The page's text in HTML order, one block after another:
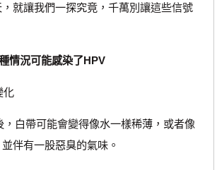
就讓我們一探究竟，千萬別讓這些信號
情況可能感染了HPV
帶可能會變得像水一樣稀薄，或者像
伴有一股惡臭的氣味。